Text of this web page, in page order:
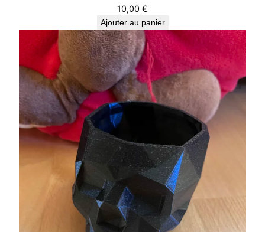
10,00 €
Ajouter au panier